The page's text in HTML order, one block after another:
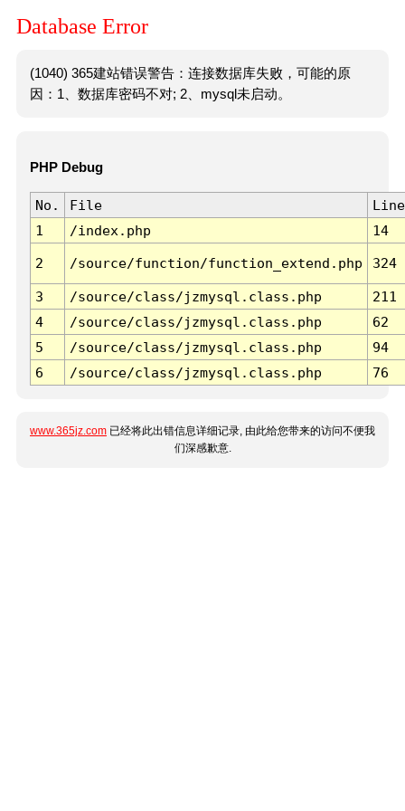
Database Error
(1040) 365建站错误警告：连接数据库失败，可能的原
因：1、数据库密码不对; 2、mysql未启动。
PHP Debug
No. File
Line
1
/index.php 14
2 /source/function/function_extend.php 324
3 /source/class/jzmysql.class.php
211
4
/source/class/jzmysql.class.php
62
5
/source/class/jzmysql.class.php
94
6
/source/class/jzmysql.class.php 76
www.365jz.com 已经将此出错信息详细记录, 由此给您带来的访问不便我
们深感歉意.